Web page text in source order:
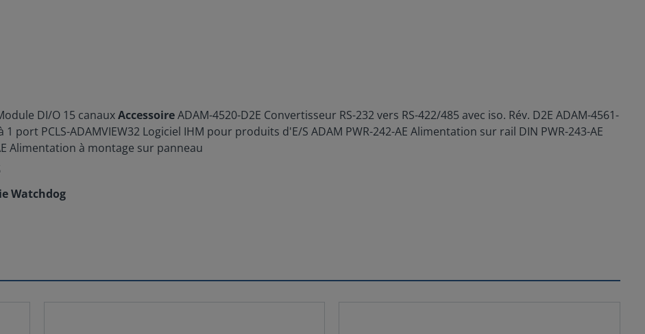
DI/O 15 canauxAccessoireADAM-4520-D2E Convertisseur RS-232 vers RS-422/485 avec iso. Rév. D2E ADAM-4561-
port PCLS-ADAMVIEW32 Logiciel IHM pour produits d'E/S ADAM PWR-242-AE Alimentation sur rail DIN PWR-243-AE
Alimentation à montage sur panneau
Watchdog